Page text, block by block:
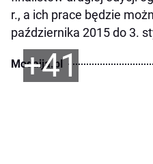
r., a ich prace będzie
października 2015 do 3.
+41
Modaija.pl